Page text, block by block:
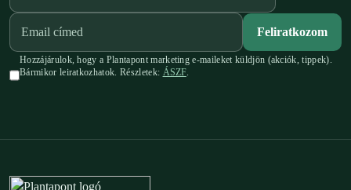
Feliratkozom
Hozzájárulok, hogy a Plantapont marketing e-maileket küldjön (akciók, tippek).
Bármikor leiratkozhatok. Részletek: ÁSZF.